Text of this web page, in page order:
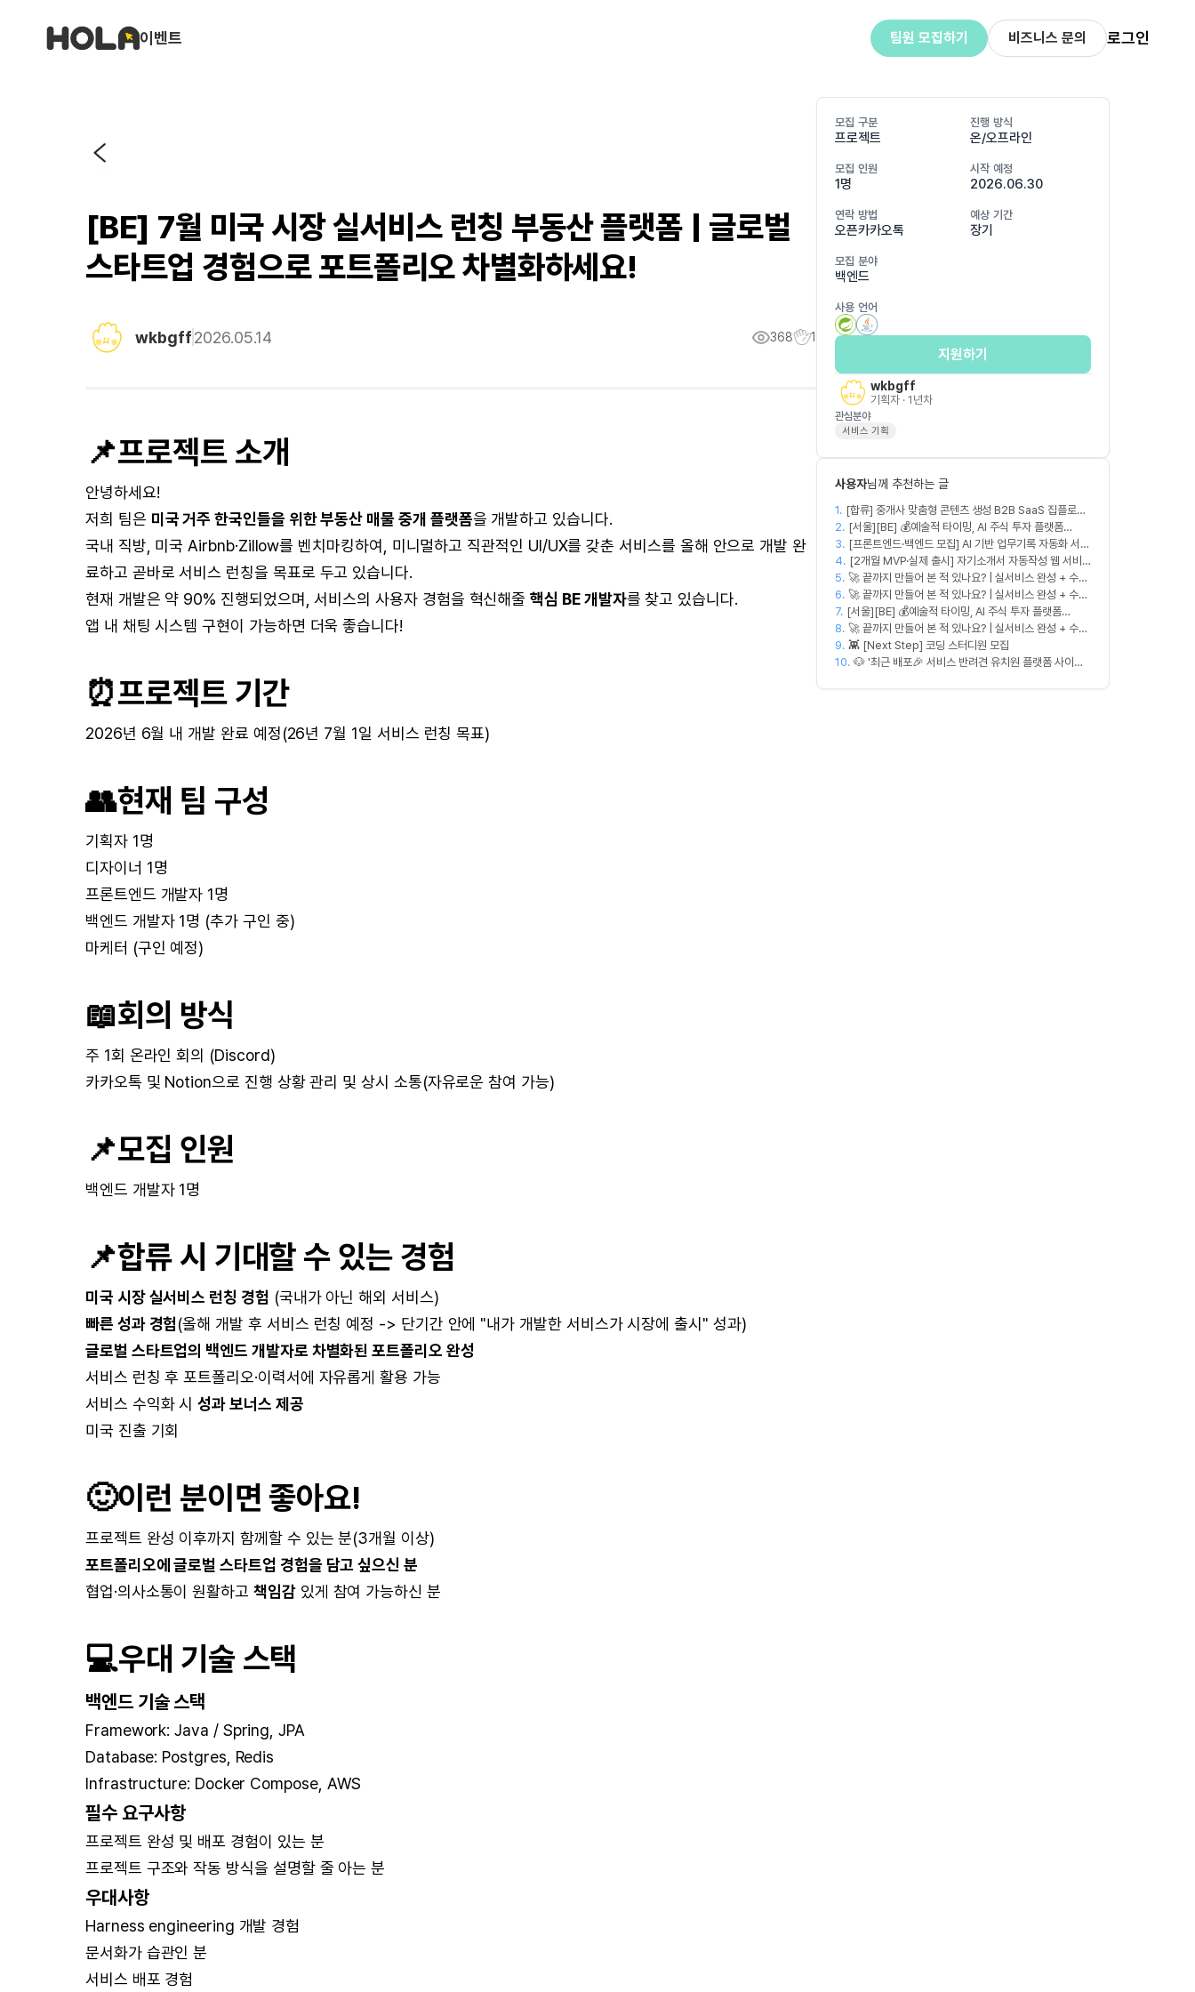
이벤트 팀원 모집하기 비즈니스 문의 로그인
[BE] 7월 미국 시장 실서비스 런칭 부동산 플랫폼 | 글로벌
스타트업 경험으로 포트폴리오 차별화하세요!
wkbgff2026.05.14 368 1
📌프로젝트 소개
안녕하세요!
저희 팀은 미국 거주 한국인들을 위한 부동산 매물 중개 플랫폼을 개발하고 있습니다.
국내 직방, 미국 Airbnb·Zillow를 벤치마킹하여, 미니멀하고 직관적인 UI/UX를 갖춘 서비스를 올해 안으로 개발 완
료하고 곧바로 서비스 런칭을 목표로 두고 있습니다.
현재 개발은 약 90% 진행되었으며, 서비스의 사용자 경험을 혁신해줄핵심 BE 개발자를 찾고 있습니다.
앱 내 채팅 시스템 구현이 가능하면 더욱 좋습니다!
⏰프로젝트 기간
2026년 6월 내 개발 완료 예정(26년 7월 1일 서비스 런칭 목표)
👥현재 팀 구성
기획자 1명
디자이너 1명
프론트엔드 개발자 1명
백엔드 개발자 1명 (추가 구인 중)
마케터 (구인 예정)
📖회의 방식
주 1회 온라인 회의 (Discord)
카카오톡 및 Notion으로 진행 상황 관리 및 상시 소통(자유로운 참여 가능)
📌모집 인원
백엔드 개발자 1명
📌합류 시 기대할 수 있는 경험
미국 시장 실서비스 런칭 경험 (국내가 아닌 해외 서비스)
빠른 성과 경험(올해 개발 후 서비스 런칭 예정 -> 단기간 안에 "내가 개발한 서비스가 시장에 출시" 성과)
글로벌 스타트업의 백엔드 개발자로 차별화된 포트폴리오 완성
서비스 런칭 후 포트폴리오·이력서에 자유롭게 활용 가능
서비스 수익화 시성과 보너스 제공
미국 진출 기회
🙂이런 분이면 좋아요!
프로젝트 완성 이후까지 함께할 수 있는 분(3개월 이상)
포트폴리오에 글로벌 스타트업 경험을 담고 싶으신 분
협업·의사소통이 원활하고 책임감있게 참여 가능하신 분
💻우대 기술 스택
백엔드 기술 스택
Framework: Java / Spring, JPA
Database: Postgres, Redis
Infrastructure: Docker Compose, AWS
필수 요구사항
프로젝트 완성 및 배포 경험이 있는 분
프로젝트 구조와 작동 방식을 설명할 줄 아는 분
우대사항
Harness engineering 개발 경험
문서화가 습관인 분
서비스 배포 경험
모집 구분
프로젝트
진행 방식
온/오프라인
모집 인원
1명
시작 예정
2026.06.30
연락 방법
오픈카카오톡
예상 기간
장기
모집 분야
백엔드
사용 언어
지원하기
wkbgff
기획자 · 1년차
관심분야
서비스 기획
사용자님께 추천하는 글
1. [합류] 중개사 맞춤형 콘텐츠 생성 B2B SaaS 집플로우
과 함께 하실 멤버를 모집합니다!
2. [서울][BE] 💰예술적 타이밍, AI 주식 투자 플랫폼
(Spring)
3. [프론트엔드·백엔드 모집] AI 기반 업무기록 자동화 서비
스 MVP 개발
4. [2개월 MVP·실제 출시] 자기소개서 자동작성 웹 서비
스 디자이너·프론트엔드·백엔드·AI 엔지니어 모집
5. 🚀 끝까지 만들어 본 적 있나요? | 실서비스 완성 + 수익
창출 모임 💰
6. 🚀 끝까지 만들어 본 적 있나요? | 실서비스 완성 + 수익
창출 모임 💰
7. [서울][BE] 💰예술적 타이밍, AI 주식 투자 플랫폼
(Spring)
8. 🚀 끝까지 만들어 본 적 있나요? | 실서비스 완성 + 수익
창출 모임 💰
9. 👾 [Next Step] 코딩 스터디원 모집
10. 🐶 '최근 배포🎉 서비스 반려견 유치원 플랫폼 사이드